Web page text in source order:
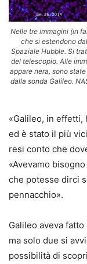
Nelle tre immagini (in
che si estendono
Spaziale Hubble. Si
del telescopio. Alle
appare nera, sono
dalla sonda Galileo.
«Galileo, in effetti,
ed è stato il più
resi conto che
«Avevamo
che potesse dirci
pennacchio».
Galileo aveva
ma solo due si
possibilità di